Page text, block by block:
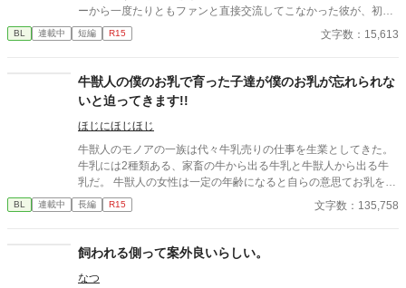
ーから一度たりともファンと直接交流してこなかった彼が、初め
て握手会を開くことになったらしい。一名様限定の激レアチケッ
トを手に入れてしまった僕は、感動の対面に胸を躍らせている
は180°変わってしまっていた。 ┈┈┈┈┈┈┈┈┈┈ 初めまし
てです。お手柔らかにお願いします。 ムーンライトノベルズさん
にも掲載しております
BL 連載中 短編 R15 文字数：15,613
牛獣人の僕のお乳で育った子達が僕のお乳が忘れられな
いと迫ってきます!!
ほじにほじほじ
牛獣人のモノアの一族は代々牛乳売りの仕事を生業としてきた。
牛乳には2種類ある、家畜の牛から出る牛乳と牛獣人から出る牛
乳だ。 牛獣人の女性は一定の年齢になると自らの意思てお乳を出
すことが出来る。 そして、僕たち家族普段は家畜の牛の牛乳を売
っているが母と姉達の牛乳は濃厚で喉越しや舌触りが良いお貴族
子息様がお乳を呑まないと相談を受けたのが全ての始まりー 母や
姉達の牛乳を詰めた哺乳瓶を与えてみても、母や姉達のお乳を直
接与えてみても飲んでくれない赤子。 そんな時ふと赤子と目が合
BL 連載中 長編 R15 文字数：135,758
飼われる側って案外良いらしい。
なつ